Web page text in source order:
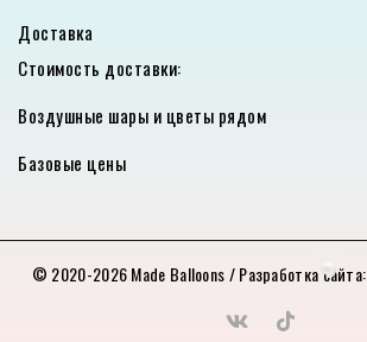
Доставка
Стоимость доставки:
Воздушные шары и цветы рядом
Базовые цены
© 2020-2026Made Balloons/ Разработка сайта: